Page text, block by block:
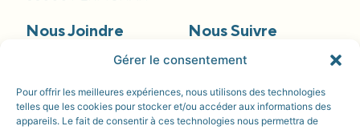
Gérer le consentement
Pour offrir les meilleures expériences, nous utilisons des technologies
telles que les cookies pour stocker et/ou accéder aux informations des
appareils. Le fait de consentir à ces technologies nous permettra de
Nous Joindre Nous Suivre